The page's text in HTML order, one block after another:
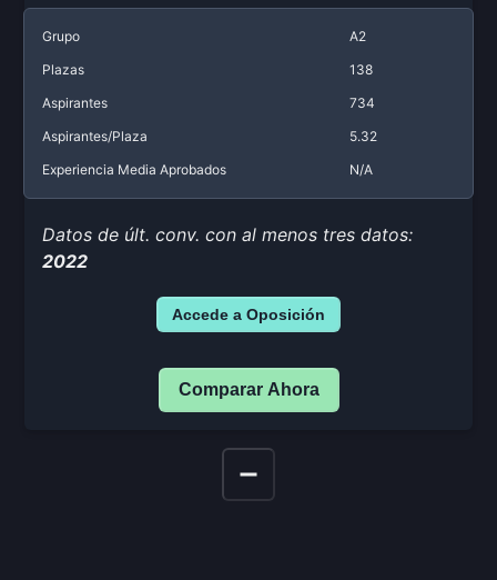
Grupo
A2
Plazas
138
Aspirantes
734
Aspirantes/Plaza
5.32
Experiencia Media Aprobados
N/A
Datos de últ. conv. con al menos tres datos:
2022
Accede a Oposición
Comparar Ahora